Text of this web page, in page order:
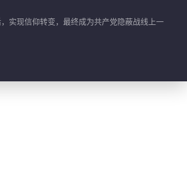
实现信仰转变，最终成为共产党隐蔽战线上一